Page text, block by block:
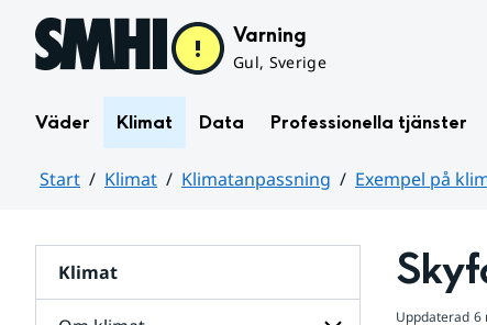
Hoppa till sidans innehåll Varning
Gul, Sverige
Väder Klimat Data Professionella tjänster
Start Klimat Klimatanpassning Exempel på
Klimat
Uppdaterad 6